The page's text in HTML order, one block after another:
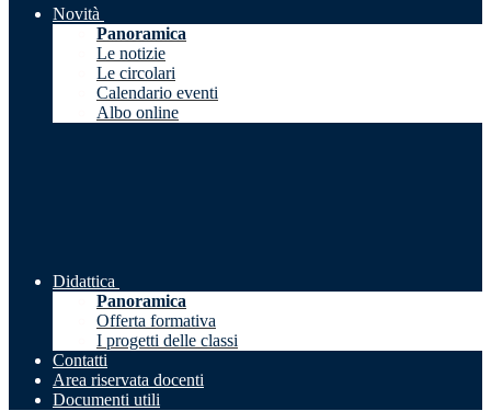
Novità
Panoramica
Le notizie
Le circolari
Calendario eventi
Albo online
Didattica
Panoramica
Offerta formativa
I progetti delle classi
Contatti
Area riservata docenti
Documenti utili